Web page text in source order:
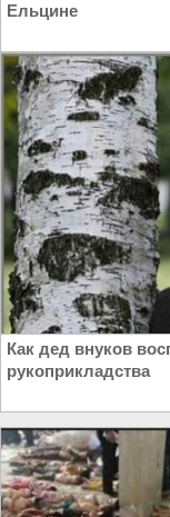
Ельцине
Как дед внуков
рукоприкладства